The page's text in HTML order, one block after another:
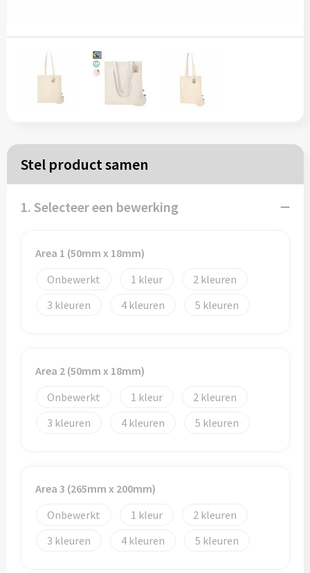
Reistassen
Schoudertassen
Schrijf & papierwaren
Balpennen
Merken
Zelfklevende memo's
Notablokken
Stel product samen
1. Selecteer een bewerking
Area 1 (50mm x 18mm)
Onbewerkt
1
2
3
4 5
Area 2 (50mm x 18mm)
Onbewerkt
1
2
3
4 5
Area 3 (265mm x 200mm)
Onbewerkt
1
2
3
4 5